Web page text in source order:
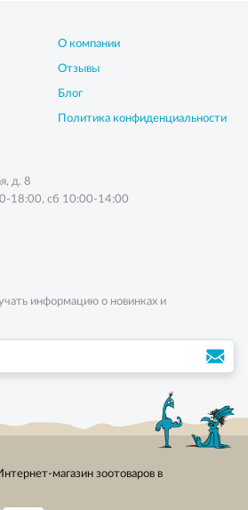
О компании
Отзывы
Блог
Политика конфиденциальности
д. 8
18:00, сб 10:00-14:00
информацию о новинках и
магазин зоотоваров в